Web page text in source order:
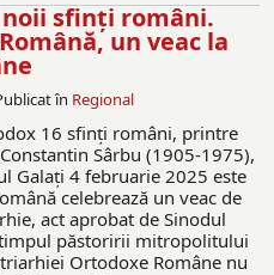
sfinţi români.
un veac la
în Regional
16 sfinți români, printre
Sârbu (1905-1975),
Galați 4 februarie 2025 este
celebrează un veac de
act aprobat de Sinodul
păstoririi mitropolitului
Ortodoxe Române nu